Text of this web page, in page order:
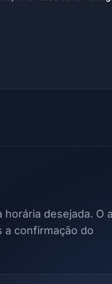
desejada. O
a confirmação do